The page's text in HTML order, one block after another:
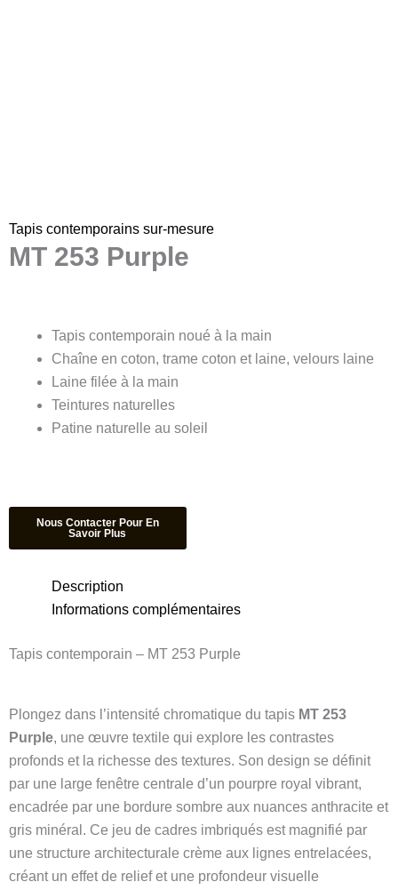
Tapis contemporains sur-mesure
MT 253 Purple
Tapis contemporain noué à la main
Chaîne en coton, trame coton et laine, velours laine
Laine filée à la main
Teintures naturelles
Patine naturelle au soleil
Description
Informations complémentaires
Tapis contemporain – MT 253 Purple
Plongez dans l’intensité chromatique du tapis MT 253
Purple, une œuvre textile qui explore les contrastes
profonds et la richesse des textures. Son design se définit
par une large fenêtre centrale d’un pourpre royal vibrant,
encadrée par une bordure sombre aux nuances anthracite et
gris minéral. Ce jeu de cadres imbriqués est magnifié par
une structure architecturale crème aux lignes entrelacées,
créant un effet de relief et une profondeur visuelle